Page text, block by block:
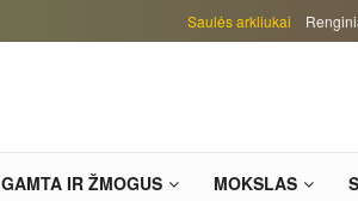
Saulės arkliukai
GAMTA IR ŽMOGUS MOKSLAS